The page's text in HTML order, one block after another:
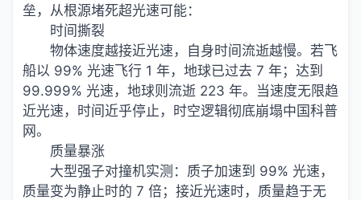
垒，从根源堵死超光速可能：
时间撕裂
物体速度越接近光速，自身时间流逝越慢。若飞
船以 99% 光速飞行 1 年，地球已过去 7 年；达到
99.999% 光速，地球则流逝 223 年。当速度无限趋
近光速，时间近乎停止，时空逻辑彻底崩塌中国科普
网。
质量暴涨
大型强子对撞机实测：质子加速到 99% 光速，
质量变为静止时的 7 倍；接近光速时，质量趋于无